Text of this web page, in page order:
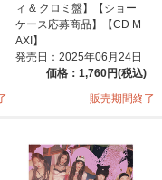
ィ & クロミ盤】【ショー
ケース応募商品】【CD M
AXI】
発売日：2025年06月24日
価格：1,760円(税込)
販売期間終了